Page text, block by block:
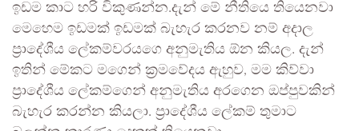
ඉඩම කාට හරි විකුණන්න.දැන් මේ නීතියෙ තියෙනවා
මෙහෙම ඉඩමක් ඉඩමක් බැහැර කරනව නම් අදාල
ප්‍රාදේශීය ලේකම්වරයගෙ අනුමැතිය ඕන කියල. දැන්
ඉතින් මේකට මගෙන් ක්‍රමවේදය ඇහුව, මම කිව්වා
ප්‍රාදේශීය ලේකම්ගෙන් අනුමැතිය අරගෙන ඔප්පුවකින්
බැහැර කරන්න කියලා. ප්‍රාදේශීය ලේකම් තුමාට